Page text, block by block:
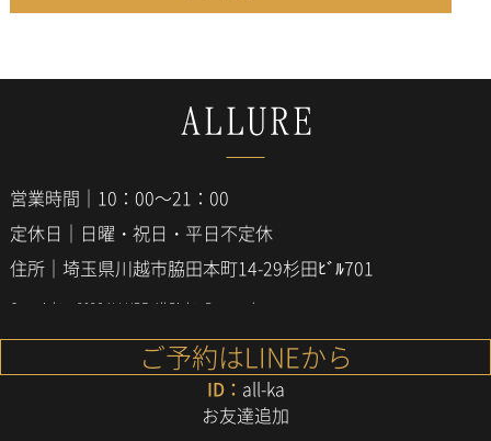
営業時間｜10：00～21：00
定休日｜日曜・祝日・平日不定休
住所｜埼玉県川越市脇田本町14-29杉田ﾋﾞﾙ701
Copyright © 2026 ALLURE. All Rights Reserved.
ご予約はLINEから
ID： all-ka
お友達追加